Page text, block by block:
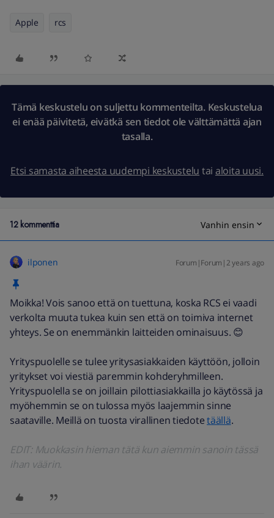
Apple rcs
Tämä keskustelu on suljettu kommenteilta. Keskustelua
ei enää päivitetä, eivätkä sen tiedot ole välttämättä ajan
tasalla.
Etsi samasta aiheesta uudempi keskustelu tai aloita uusi.
12 kommenttia Vanhin ensin
ilponen Forum|Forum|2 years ago
Moikka! Vois sanoo että on tuettuna, koska RCS ei vaadi
verkolta muuta tukea kuin sen että on toimiva internet
yhteys. Se on enemmänkin laitteiden ominaisuus. 😊
Yrityspuolelle se tulee yritysasiakkaiden käyttöön, jolloin
yritykset voi viestiä paremmin kohderyhmilleen.
Yrityspuolella se on joillain pilottiasiakkailla jo käytössä ja
myöhemmin se on tulossa myös laajemmin sinne
saataville. Meillä on tuosta virallinen tiedotetäällä.
EDIT: Muokkasin hieman tätä kun aiemmin sanoin tässä
ihan väärin.